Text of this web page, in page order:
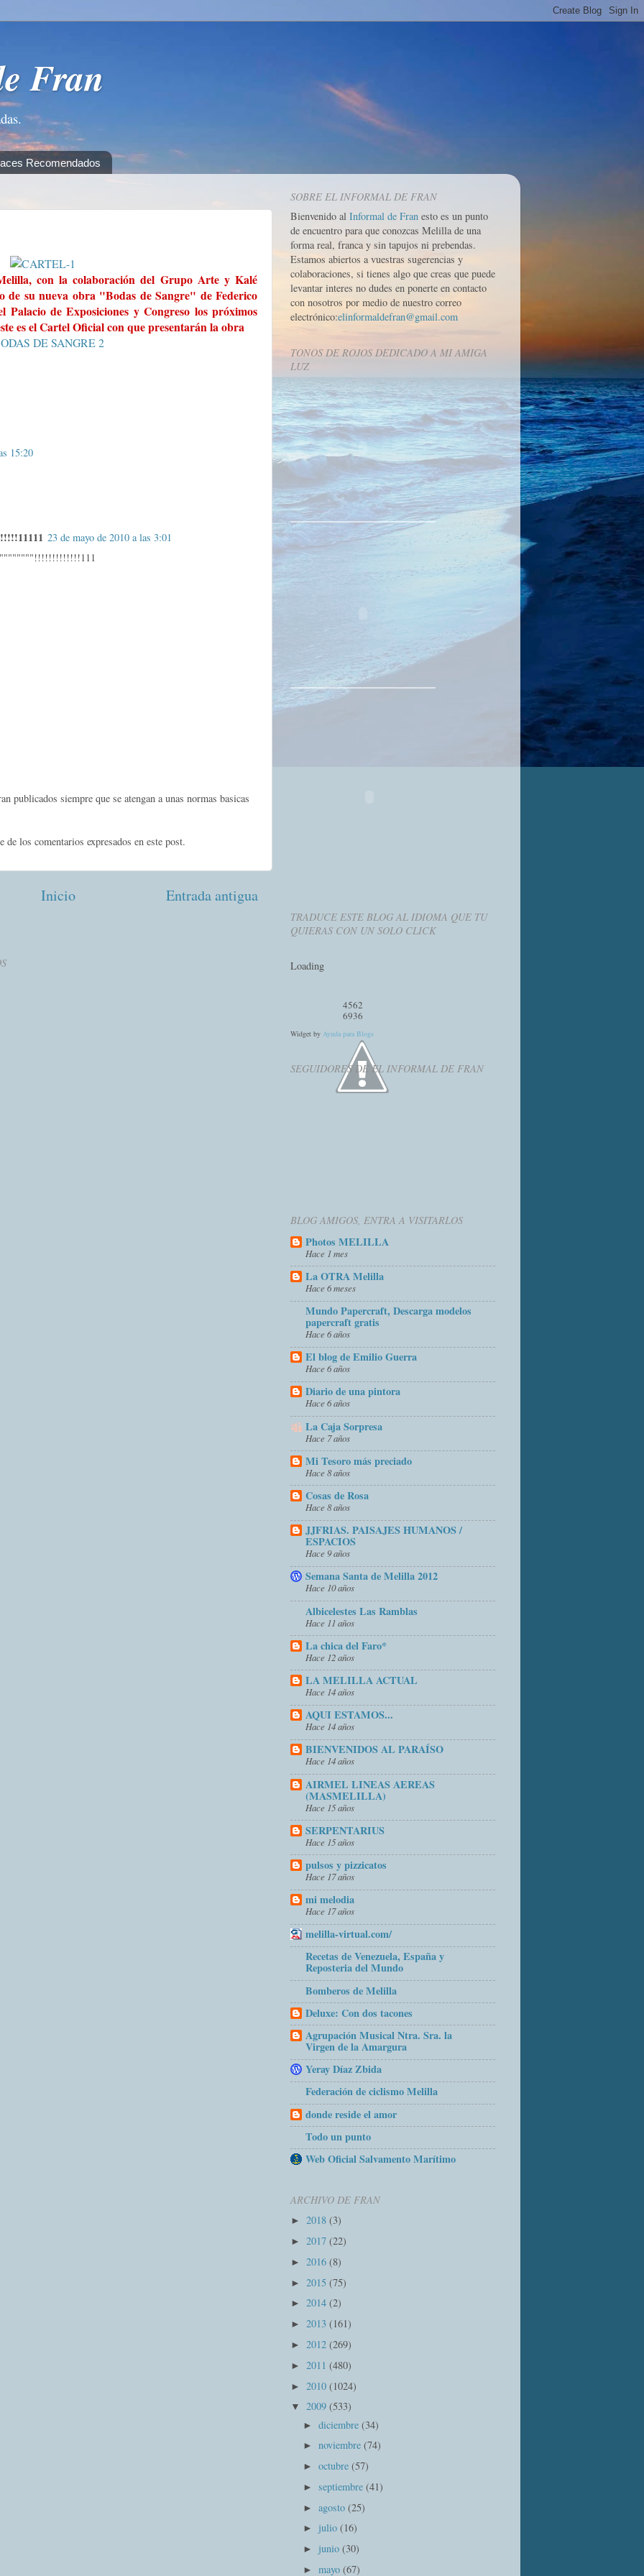
Fran
Recomendados
con la colaboración del Grupo Arte y Kalé
de su nueva obra "Bodas de Sangre" de Federico
de Exposiciones y Congreso los próximos
es el Cartel Oficial con que presentarán la obra
15:20
23 de mayo de 2010 a las 3:01
publicados siempre que se atengan a unas normas basicas
los comentarios expresados en este post.
Entrada antigua
Inicio
SOBRE EL INFORMAL DE FRAN
Bienvenido al Informal de Fran esto es un punto
de encuentro para que conozcas Melilla de una
forma real, franca y sin tapujos ni prebendas.
Estamos abiertos a vuestras sugerencias y
colaboraciones, si tienes algo que creas que puede
levantar interes no dudes en ponerte en contacto
con nosotros por medio de nuestro correo
electrónico:elinformaldefran@gmail.com
TONOS DE ROJOS DEDICADO A MI AMIGA
LUZ
TRADUCE ESTE BLOG AL IDIOMA QUE TU
QUIERAS CON UN SOLO CLICK
Loading
4562
6936
Widget by Ayuda para Blogs
SEGUIDORES DE EL INFORMAL DE FRAN
BLOG AMIGOS, ENTRA A VISITARLOS
Photos MELILLA
Hace 1 mes
La OTRA Melilla
Hace 6 meses
Mundo Papercraft, Descarga modelos
papercraft gratis
Hace 6 años
El blog de Emilio Guerra
Hace 6 años
Diario de una pintora
Hace 6 años
La Caja Sorpresa
Hace 7 años
Mi Tesoro más preciado
Hace 8 años
Cosas de Rosa
Hace 8 años
JJFRIAS. PAISAJES HUMANOS /
ESPACIOS
Hace 9 años
Semana Santa de Melilla 2012
Hace 10 años
Albicelestes Las Ramblas
Hace 11 años
La chica del Faro*
Hace 12 años
LA MELILLA ACTUAL
Hace 14 años
AQUI ESTAMOS...
Hace 14 años
BIENVENIDOS AL PARAÍSO
Hace 14 años
AIRMEL LINEAS AEREAS
(MASMELILLA)
Hace 15 años
SERPENTARIUS
Hace 15 años
pulsos y pizzicatos
Hace 17 años
mi melodia
Hace 17 años
melilla-virtual.com/
Recetas de Venezuela, España y
Reposteria del Mundo
Bomberos de Melilla
Deluxe: Con dos tacones
Agrupación Musical Ntra. Sra. la
Virgen de la Amargura
Yeray Díaz Zbida
Federación de ciclismo Melilla
donde reside el amor
Todo un punto
Web Oficial Salvamento Marítimo
ARCHIVO DE FRAN
► 2018 (3)
► 2017 (22)
► 2016 (8)
► 2015 (75)
► 2014 (2)
► 2013 (161)
► 2012 (269)
► 2011 (480)
► 2010 (1024)
▼ 2009 (533)
►diciembre(34)
►noviembre(74)
►octubre(57)
►septiembre(41)
►agosto(25)
► julio(16)
► junio(30)
►mayo(67)